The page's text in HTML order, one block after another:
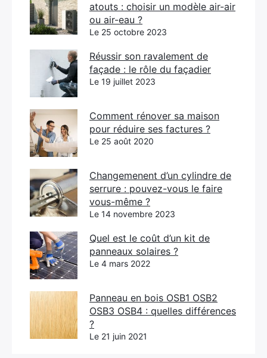
atouts : choisir un modèle air-air
ou air-eau ?
Le 25 octobre 2023
Réussir son ravalement de
façade : le rôle du façadier
Le 19 juillet 2023
Comment rénover sa maison
pour réduire ses factures ?
Le 25 août 2020
Changemenent d’un cylindre de
serrure : pouvez-vous le faire
vous-même ?
Le 14 novembre 2023
Quel est le coût d’un kit de
panneaux solaires ?
Le 4 mars 2022
Panneau en bois OSB1 OSB2
OSB3 OSB4 : quelles différences
?
Le 21 juin 2021